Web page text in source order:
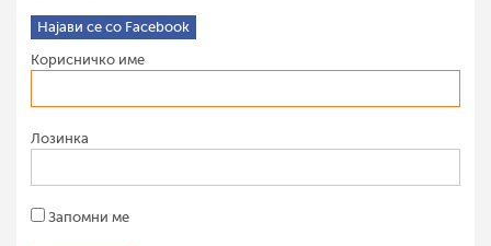
Најави се со Facebook
Корисничко име
Лозинка
Запомни ме